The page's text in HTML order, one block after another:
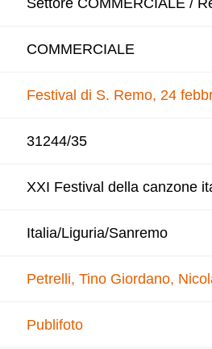
Settore COMMERCIALE /
COMMERCIALE
Festival di S. Remo, 24
31244/35
XXI Festival della canzone
Italia/Liguria/Sanremo
Petrelli, Tino Giordano,
Publifoto